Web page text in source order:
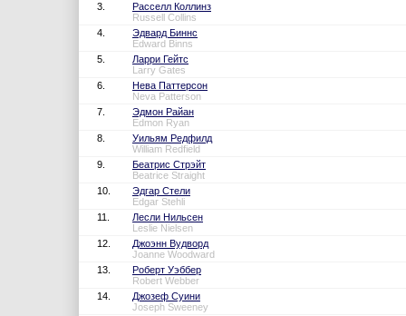
3.
Расселл Коллинз
Russell Collins
4.
Эдвард Биннс
Edward Binns
5.
Ларри Гейтс
Larry Gates
6.
Нева Паттерсон
Neva Patterson
7.
Эдмон Райан
Edmon Ryan
8.
Уильям Редфилд
William Redfield
9.
Беатрис Стрэйт
Beatrice Straight
10.
Эдгар Стели
Edgar Stehli
11.
Лесли Нильсен
Leslie Nielsen
12.
Джоэнн Вудворд
Joanne Woodward
13.
Роберт Уэббер
Robert Webber
14.
Джозеф Суини
Joseph Sweeney